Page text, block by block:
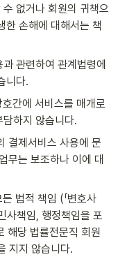
없거나 회원의 귀책으
한 손해에 대해서는 책
관련하여 관계법령에
니다.
간에 서비스를 매개로
하지 않습니다.
결제서비스 사용에 문
무는 보조하나 이에 대
법적 책임 (「변호사
사책임, 행정책임을 포
해당 법률전문직 회원
지지 않습니다.